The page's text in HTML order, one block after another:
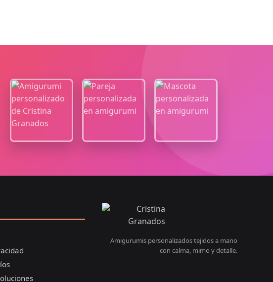
Amigurumis personalizados tejidos a mano
con calma, mimo y detalle.